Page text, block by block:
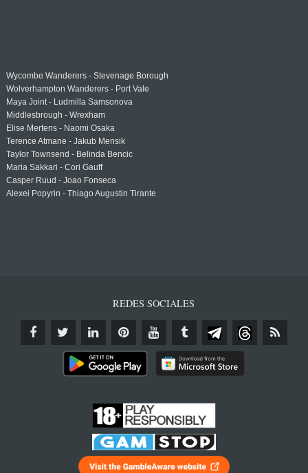
Wycombe Wanderers - Stevenage Borough
Wolverhampton Wanderers - Port Vale
Maya Joint - Ludmilla Samsonova
Middlesbrough - Wrexham
Elise Mertens - Naomi Osaka
Terence Atmane - Jakub Mensik
Taylor Townsend - Belinda Bencic
Maria Sakkari - Cori Gauff
Casper Ruud - Joao Fonseca
Alexei Popyrin - Thiago Augustin Tirante
REDES SOCIALES